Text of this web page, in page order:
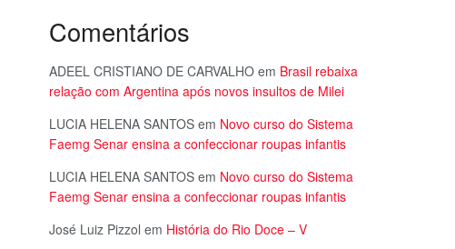
Comentários
ADEEL CRISTIANO DE CARVALHO em Brasil rebaixa
relação com Argentina após novos insultos de Milei
LUCIA HELENA SANTOS em Novo curso do Sistema
Faemg Senar ensina a confeccionar roupas infantis
LUCIA HELENA SANTOS em Novo curso do Sistema
Faemg Senar ensina a confeccionar roupas infantis
José Luiz Pizzol em História do Rio Doce – V